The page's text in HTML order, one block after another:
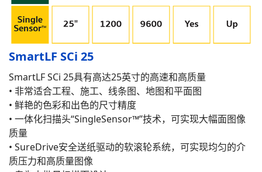
SmartLF SCi 25
SmartLF SCi 25具有高达25英寸的高速和高质量
• 非常适合工程、施工、线条图、地图和平面图
• 鲜艳的色彩和出色的尺寸精度
• 一体化扫描头“SingleSensor™”技术，可实现大幅面图像
质量
• SureDrive安全送纸驱动的软滚轮系统，可实现均匀的介
质压力和高质量图像